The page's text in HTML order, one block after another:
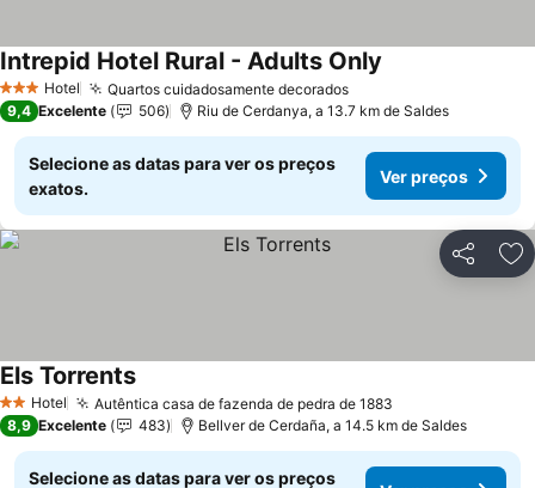
3 EstrelasHotel Quartos cuidadosamente decorados
Intrepid Hotel Rural - Adults Only
9,4 Excelente 506 Riu de Cerdanya, a 13.7 km de Saldes
Selecione as datas para ver os preços
exatos.
Ver preços
Partilhar
2 Estrelas
Hotel Autêntica casa de fazenda de pedra de 1883
Els Torrents
8,9 Excelente 483 Bellver de Cerdaña, a 14.5 km de Saldes
Selecione as datas para ver os preços